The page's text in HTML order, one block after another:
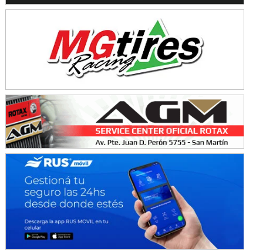
Ciudad de Trenque Lauquen (Asfalto)
Trenque Lauquen (Buenos Aires)
ENTRERRIANO - F6 (POSTERGADA)
Parque de la Velocidad (Asfalto)
Villaguay (Entre Ríos)
VICTORIENSE - F7
El Cerro (Tierra)
Victoria (Entre Ríos)
PATAGONICO - F6
Moto Club Reginense (Tierra)
Gral. E. Godoy (Río Negro)
CSK - F7
Humboldt (Santa Fe)